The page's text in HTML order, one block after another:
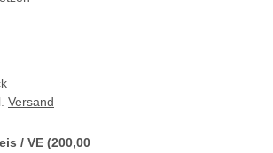
Versand
/ VE (200,00